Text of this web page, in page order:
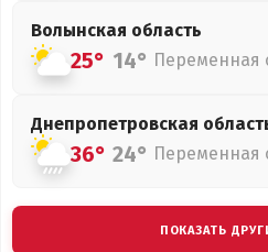
Волынская область
25° 14° Переменная
Днепропетровская
36° 24° Переменная
ПОКАЗАТЬ